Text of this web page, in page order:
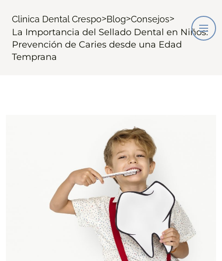
Clinica Dental Crespo>Blog>Consejos>
La Importancia del Sellado Dental en Niños:
Prevención de Caries desde una Edad
Temprana